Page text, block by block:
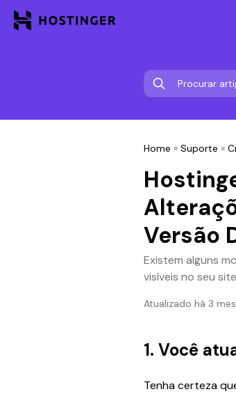
Home » Suporte »
Versão
Existem alguns
visíveis no seu
Atualizado há 3
1. Você
Tenha certeza